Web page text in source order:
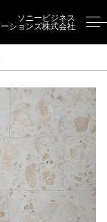
ソニービジネス
ションズ株式会社